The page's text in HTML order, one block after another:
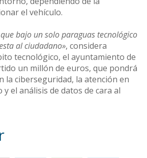
el vehículo.
bajo un solo paraguas tecnológico
al ciudadano», considera
tecnológico, el ayuntamiento de
un millón de euros, que pondrá
la ciberseguridad, la atención en
el análisis de datos de cara al